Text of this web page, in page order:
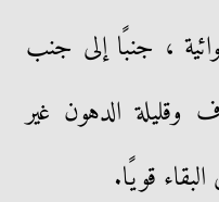
، جنبًا إلى جنب
وقليلة الدهون غير
قويًا.